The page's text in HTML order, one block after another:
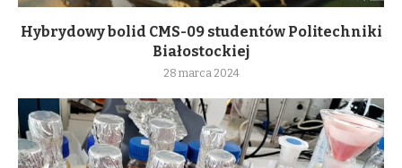
Hybrydowy bolid CMS-09 studentów Politechniki
Białostockiej
28 marca 2024